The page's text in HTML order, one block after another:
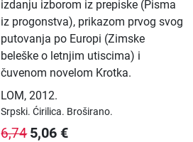
izdanju izborom iz prepiske (Pisma
iz progonstva), prikazom prvog svog
putovanja po Europi (Zimske
beleške o letnjim utiscima) i
čuvenom novelom Krotka.
LOM,2012.
Srpski.Ćirilica. Broširano.
6,74 5,06 €